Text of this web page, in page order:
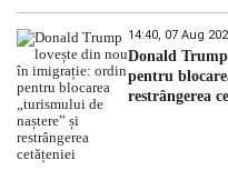
14:40, 07 Aug
Donald
pentru
restrângerea